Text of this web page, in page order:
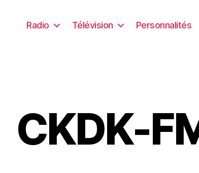
Radio Télévision Personnalités
CKDK-